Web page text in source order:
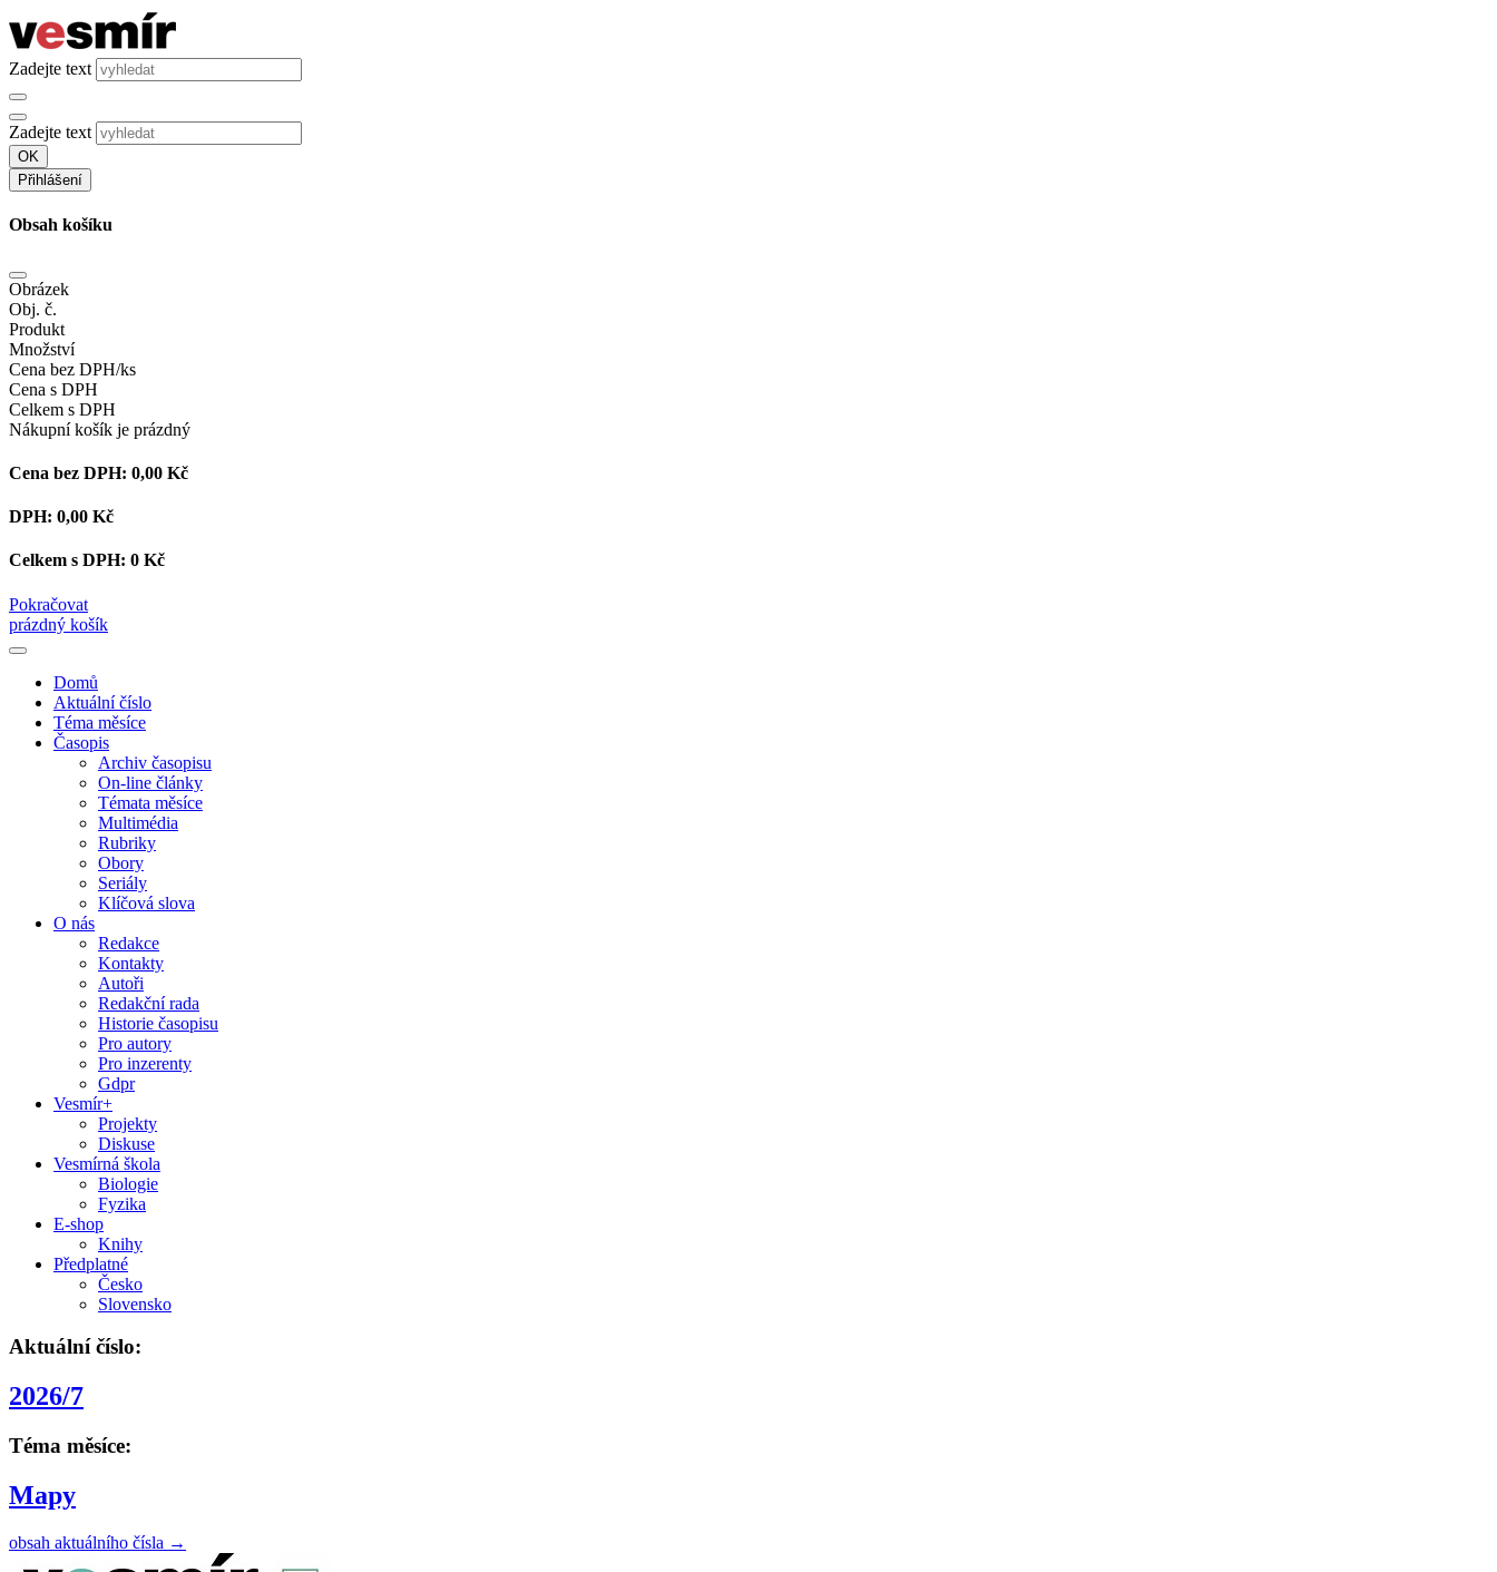
Zadejte text
Zadejte text
OK
Přihlášení
Obsah košíku
Obrázek
Obj. č.
Produkt
Množství
Cena bez DPH/ks
Cena s DPH
Celkem s DPH
Nákupní košík je prázdný
Cena bez DPH: 0,00 Kč
DPH: 0,00 Kč
Celkem s DPH: 0 Kč
Pokračovat
prázdný košík
Domů
Aktuální číslo
Téma měsíce
Časopis
Archiv časopisu
On-line články
Témata měsíce
Multimédia
Rubriky
Obory
Seriály
Klíčová slova
O nás
Redakce
Kontakty
Autoři
Redakční rada
Historie časopisu
Pro autory
Pro inzerenty
Gdpr
Vesmír+
Projekty
Diskuse
Vesmírná škola
Biologie
Fyzika
E-shop
Knihy
Předplatné
Česko
Slovensko
Aktuální číslo:
2026/7
Téma měsíce:
Mapy
obsah aktuálního čísla →